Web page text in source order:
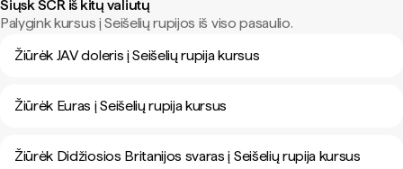
Siųsk SCR iš kitų valiutų
Palygink kursus į Seišelių rupijos iš viso pasaulio.
Žiūrėk JAV doleris į Seišelių rupija kursus
Žiūrėk Euras į Seišelių rupija kursus
Žiūrėk Didžiosios Britanijos svaras į Seišelių rupija kursus